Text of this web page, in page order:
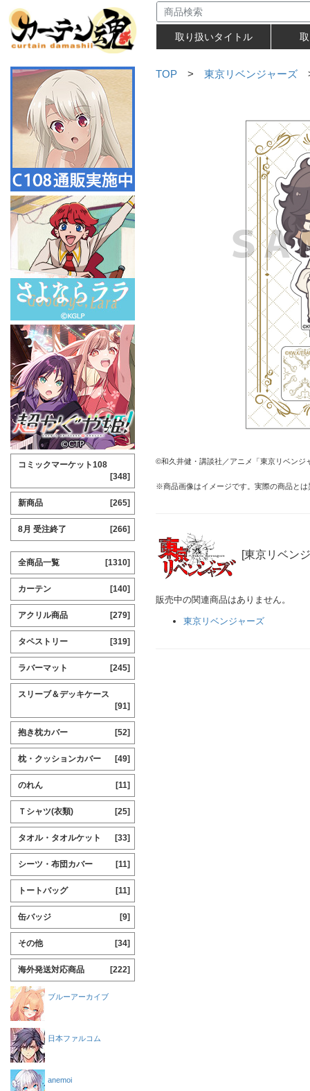
取り扱いタイトル
TOP > 東京リベンジャーズ
©和久井健・講談社／アニメ「東京リベンジ
※商品画像はイメージです。実際の商品と
[東京リベン
販売中の関連商品はありません。
東京リベンジャーズ
コミックマーケット108
[348]
新商品 [265]
8月 受注終了 [266]
全商品一覧 [1310]
カーテン [140]
アクリル商品 [279]
タペストリー [319]
ラバーマット [245]
スリーブ＆デッキケース
[91]
抱き枕カバー [52]
枕・クッションカバー [49]
のれん [11]
Ｔシャツ(衣類) [25]
タオル・タオルケット [33]
シーツ・布団カバー [11]
トートバッグ [11]
缶バッジ [9]
その他 [34]
海外発送対応商品 [222]
ブルーアーカイブ
日本ファルコム
anemoi